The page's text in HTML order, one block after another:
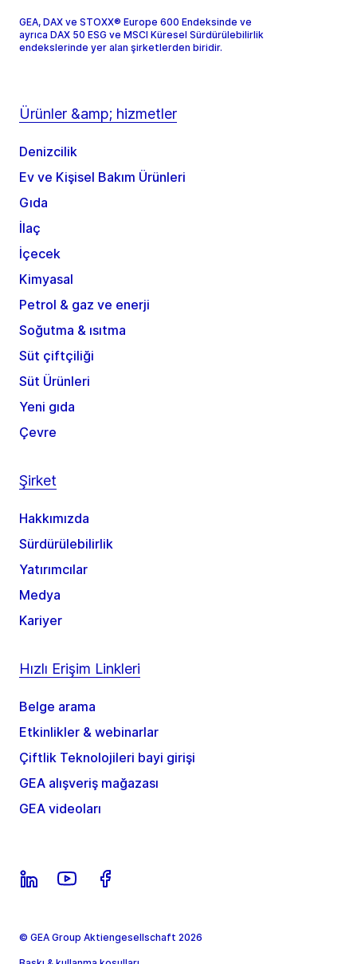
GEA, DAX ve STOXX® Europe 600 Endeksinde ve
ayrıca DAX 50 ESG ve MSCI Küresel Sürdürülebilirlik
endekslerinde yer alan şirketlerden biridir.
Ürünler &amp; hizmetler
Denizcilik
Ev ve Kişisel Bakım Ürünleri
Gıda
İlaç
İçecek
Kimyasal
Petrol & gaz ve enerji
Soğutma & ısıtma
Süt çiftçiliği
Süt Ürünleri
Yeni gıda
Çevre
Şirket
Hakkımızda
Sürdürülebilirlik
Yatırımcılar
Medya
Kariyer
Hızlı Erişim Linkleri
Belge arama
Etkinlikler & webinarlar
Çiftlik Teknolojileri bayi girişi
GEA alışveriş mağazası
GEA videoları
© GEA Group Aktiengesellschaft 2026